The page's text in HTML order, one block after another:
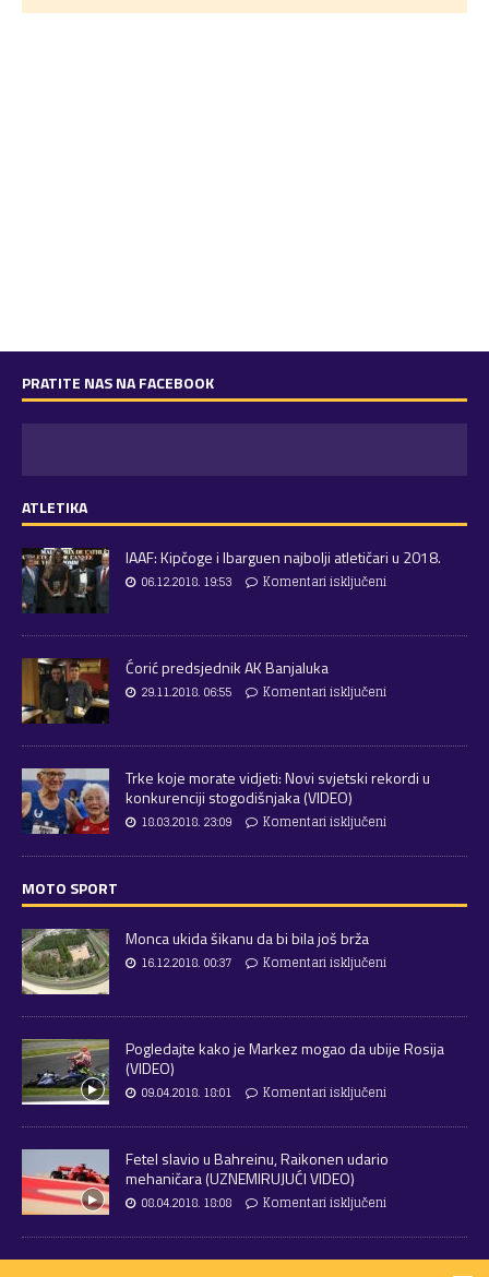
PRATITE NAS NA FACEBOOK
ATLETIKA
IAAF: Kipčoge i Ibarguen najbolji atletičari u 2018.
06.12.2018. 19:53 Komentari isključeni
Ćorić predsjednik AK Banjaluka
29.11.2018. 06:55 Komentari isključeni
Trke koje morate vidjeti: Novi svjetski rekordi u
konkurenciji stogodišnjaka (VIDEO)
18.03.2018. 23:09 Komentari isključeni
MOTO SPORT
Monca ukida šikanu da bi bila još brža
16.12.2018. 00:37 Komentari isključeni
Pogledajte kako je Markez mogao da ubije Rosija
(VIDEO)
09.04.2018. 18:01 Komentari isključeni
Fetel slavio u Bahreinu, Raikonen udario
mehaničara (UZNEMIRUJUĆI VIDEO)
08.04.2018. 18:08 Komentari isključeni